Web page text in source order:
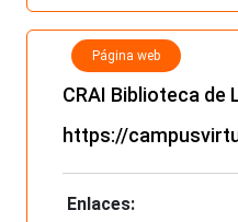
Página web
CRAI Biblioteca de
https://
Enlaces: